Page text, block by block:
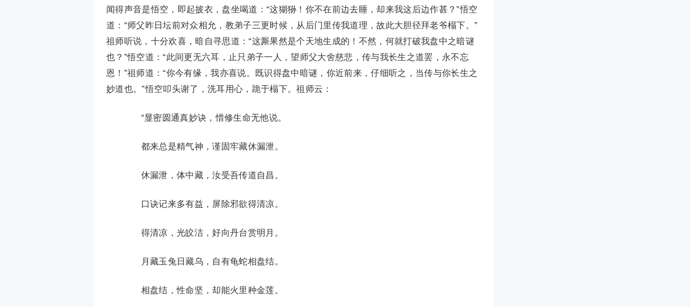
闻得声音是悟空，即起披衣，盘坐喝道：“这猢狲！你不在前边去睡，却来我这后边作甚？”悟空
道：“师父昨日坛前对众相允，教弟子三更时候，从后门里传我道理，故此大胆径拜老爷榻下。”
祖师听说，十分欢喜，暗自寻思道：“这厮果然是个天地生成的！不然，何就打破我盘中之暗谜
也？”悟空道：“此间更无六耳，止只弟子一人，望师父大舍慈悲，传与我长生之道罢，永不忘
恩！”祖师道：“你今有缘，我亦喜说。既识得盘中暗谜，你近前来，仔细听之，当传与你长生之
妙道也。”悟空叩头谢了，洗耳用心，跪于榻下。祖师云：
“显密圆通真妙诀，惜修生命无他说。
都来总是精气神，谨固牢藏休漏泄。
休漏泄，体中藏，汝受吾传道自昌。
口诀记来多有益，屏除邪欲得清凉。
得清凉，光皎洁，好向丹台赏明月。
月藏玉兔日藏乌，自有龟蛇相盘结。
相盘结，性命坚，却能火里种金莲。